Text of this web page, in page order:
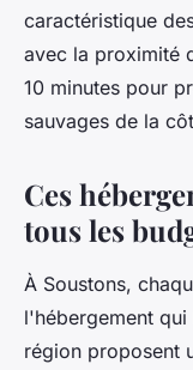
caractéristique
avec la proximité
10 minutes pour
sauvages de la
Ces
tous les
À Soustons,
l'hébergement
région proposent